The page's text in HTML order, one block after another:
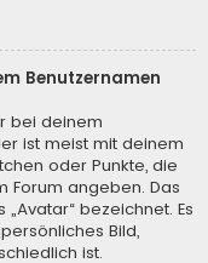
Benutzernamen
bei deinem
ist meist mit deinem
oder Punkte, die
Forum angeben. Das
bezeichnet. Es
Bild,
ist.